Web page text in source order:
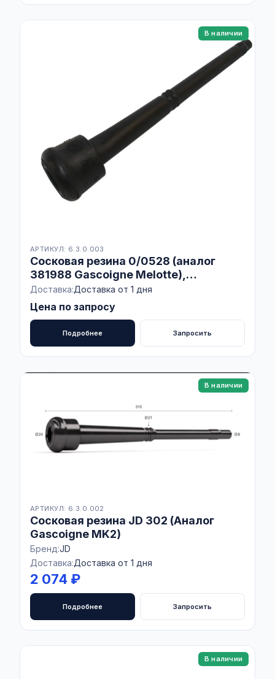
В наличии
АРТИКУЛ: 6.3.0.003
Сосковая резина 0/0528 (аналог
381988 Gascoigne Melotte),
Spaggiari, ИТАЛИЯ
Доставка:Доставка от 1 дня
Цена по запросу
Подробнее Запросить
В наличии
АРТИКУЛ: 6.3.0.002
Сосковая резина JD 302 (Аналог
Gascoigne MK2)
Бренд:JD
Доставка:Доставка от 1 дня
2 074 ₽
Подробнее Запросить
В наличии